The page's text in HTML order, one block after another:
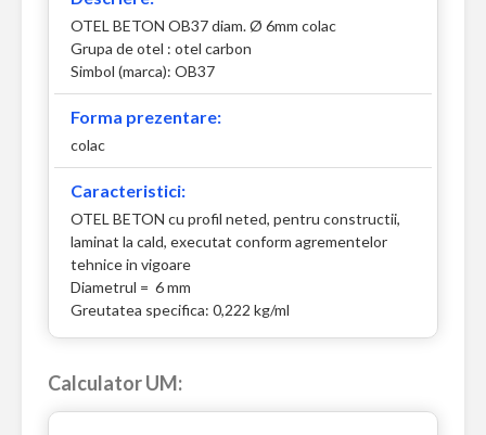
OTEL BETON OB37 diam. Ø 6mm colac
Grupa de otel : otel carbon
Simbol (marca): OB37
Forma prezentare:
colac
Caracteristici:
OTEL BETON cu profil neted, pentru constructii,
laminat la cald, executat conform agrementelor
tehnice in vigoare
Diametrul = 6 mm
Greutatea specifica: 0,222 kg/ml
Calculator UM: